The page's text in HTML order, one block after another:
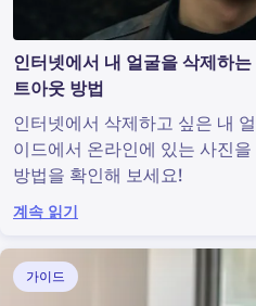
인터넷에서 내 얼굴을 삭제하
트아웃 방법
인터넷에서 삭제하고 싶은 내
이드에서 온라인에 있는 사진
방법을 확인해 보세요!
계속 읽기
가이드